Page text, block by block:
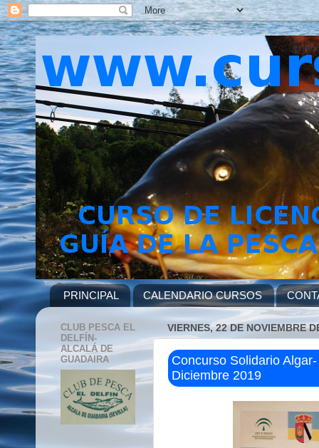
PRINCIPAL CALENDARIO CURSOS
VIERNES, 22 DE NOVIEMBRE
Concurso Solidario
Diciembre 2019
CLUB PESCA EL
DELFÍN-
ALCALÁ DE
GUADAIRA